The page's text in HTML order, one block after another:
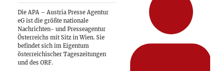
Die APA – Austria Presse Agentur
eG ist die größte nationale
Nachrichten- und Presseagentur
Österreichs mit Sitz in Wien. Sie
befindet sich im Eigentum
österreichischer Tageszeitungen
und des ORF.